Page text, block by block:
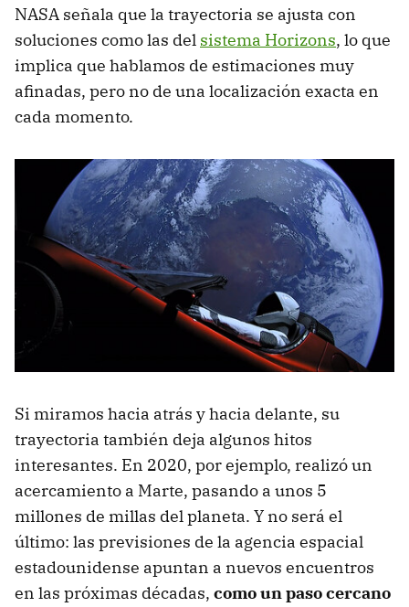
NASA señala que la trayectoria se ajusta con
soluciones como las del sistema Horizons, lo que
implica que hablamos de estimaciones muy
afinadas, pero no de una localización exacta en
cada momento.
Si miramos hacia atrás y hacia delante, su
trayectoria también deja algunos hitos
interesantes. En 2020, por ejemplo, realizó un
acercamiento a Marte, pasando a unos 5
millones de millas del planeta. Y no será el
último: las previsiones de la agencia espacial
estadounidense apuntan a nuevos encuentros
en las próximas décadas, como un paso cercano